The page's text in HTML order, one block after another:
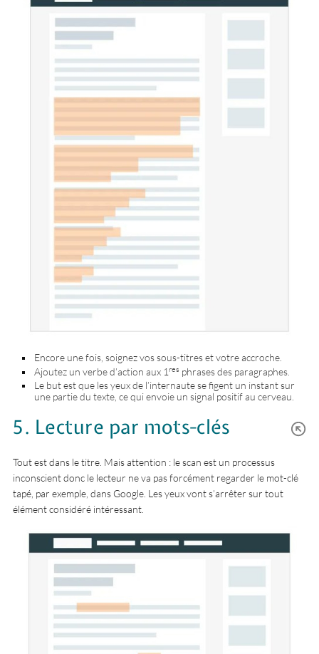
Encore une fois, soignez vos sous-titres et votre accroche.
Ajoutez un verbe d’action aux 1 res phrases des paragraphes.
Le but est que les yeux de l’internaute se figent un instant sur
une partie du texte, ce qui envoie un signal positif au cerveau.
5. Lecture par mots-clés
Tout est dans le titre. Mais attention : le scan est un processus
inconscient donc le lecteur ne va pas forcément regarder le mot-clé
tapé, par exemple, dans Google. Les yeux vont s’arrêter sur tout
élément considéré intéressant.